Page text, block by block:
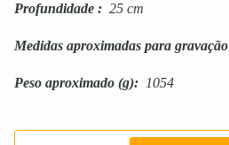
Profundidade : 25 cm
Medidas aproximadas para gravação
Peso aproximado (g): 1054